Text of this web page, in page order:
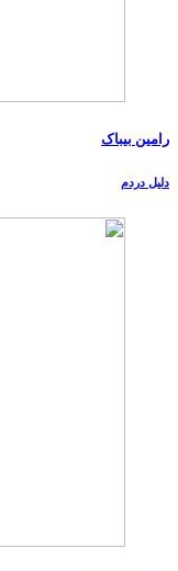
رامین بیباک
دلیل دردم